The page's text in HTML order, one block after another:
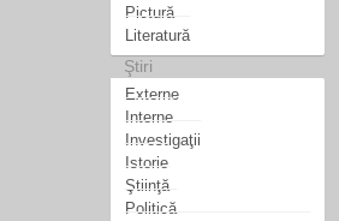
Pictură
Literatură
Ştiri
Externe
Interne
Investigaţii
Istorie
Ştiinţă
Politică